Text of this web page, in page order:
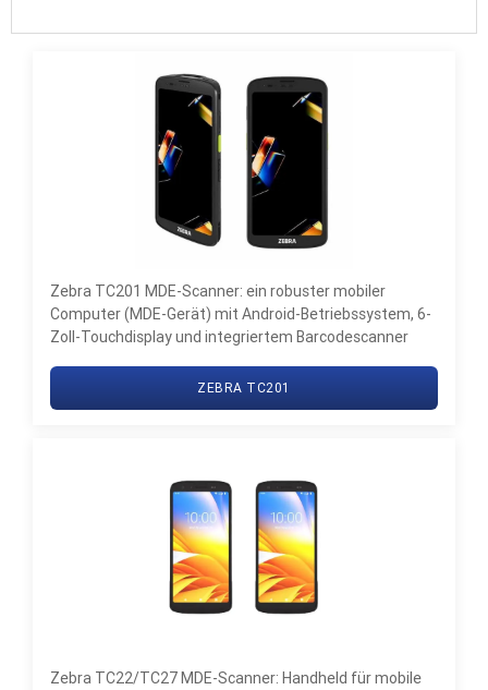
Zebra TC201 MDE-Scanner: ein robuster mobiler
Computer (MDE-Gerät) mit Android-Betriebssystem, 6-
Zoll-Touchdisplay und integriertem Barcodescanner
ZEBRA TC201
Zebra TC22/TC27 MDE-Scanner: Handheld für mobile